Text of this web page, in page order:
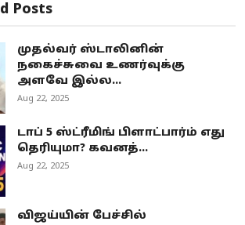
Posts
முதல்வர் ஸ்டாலினின்
நகைச்சுவை உணர்வுக்கு
அளவே இல்ல...
Aug 22, 2025
டாப் 5 ஸ்ட்ரீமிங் பிளாட்பார்ம் எது
தெரியுமா? கவனத்...
Aug 22, 2025
விஜய்யின் பேச்சில்